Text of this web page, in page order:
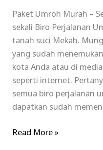
Paket Umroh Murah –
sekali Biro Perjalanan
tanah suci Mekah.
yang sudah
kota Anda atau di
seperti internet.
semua biro perjalanan
dapatkan sudah
Read More »